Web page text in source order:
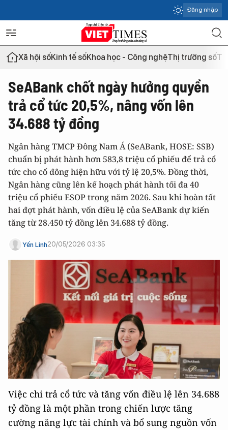
Đăng nhập
Xã hội sốKinh tế sốKhoa học - Công nghệThị trường số
SeABank chốt ngày hưởng quyền
trả cổ tức 20,5%, nâng vốn lên
34.688 tỷ đồng
Ngân hàng TMCP Đông Nam Á (SeABank, HOSE: SSB)
chuẩn bị phát hành hơn 583,8 triệu cổ phiếu để trả cổ
tức cho cổ đông hiện hữu với tỷ lệ 20,5%. Đồng thời,
Ngân hàng cũng lên kế hoạch phát hành tối đa 40
triệu cổ phiếu ESOP trong năm 2026. Sau khi hoàn tất
hai đợt phát hành, vốn điều lệ của SeABank dự kiến
tăng từ 28.450 tỷ đồng lên 34.688 tỷ đồng.
Yến Linh20/05/2026 03:35
Việc chi trả cổ tức và tăng vốn điều lệ lên 34.688
tỷ đồng là một phần trong chiến lược tăng
cường năng lực tài chính và bổ sung nguồn vốn